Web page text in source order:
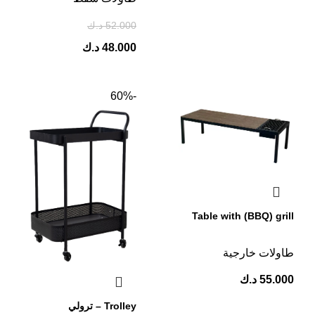
52.000 د.ك
48.000 د.ك
Table with (BBQ) grill
طاولات خارجية
55.000 د.ك
-60%
Trolley – ترولي